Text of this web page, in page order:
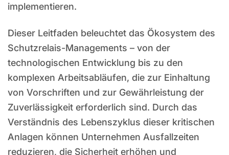
implementieren.
Dieser Leitfaden beleuchtet das Ökosystem des
Schutzrelais-Managements – von der
technologischen Entwicklung bis zu den
komplexen Arbeitsabläufen, die zur Einhaltung
von Vorschriften und zur Gewährleistung der
Zuverlässigkeit erforderlich sind. Durch das
Verständnis des Lebenszyklus dieser kritischen
Anlagen können Unternehmen Ausfallzeiten
reduzieren, die Sicherheit erhöhen und